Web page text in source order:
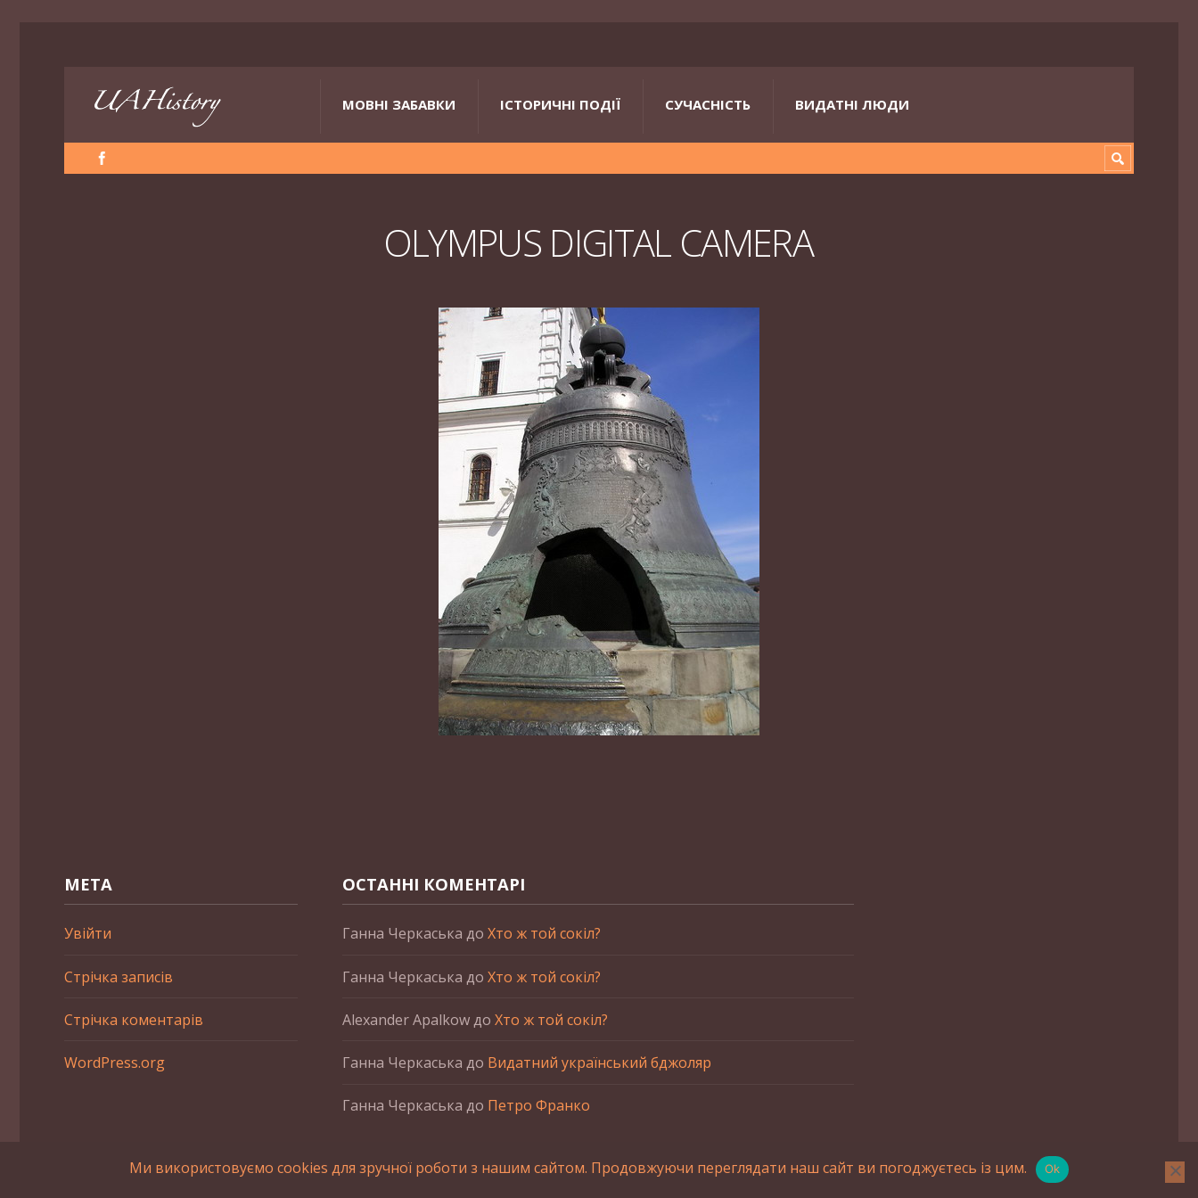
МОВНІ ЗАБАВКИ ІСТОРИЧНІ ПОДІЇ СУЧАСНІСТЬ ВИДАТНІ ЛЮДИ
OLYMPUS DIGITAL CAMERA
МЕТА
Увійти
Стрічка записів
Стрічка коментарів
WordPress.org
ОСТАННІ КОМЕНТАРІ
Ганна Черкаська до Хто ж той сокіл?
Ганна Черкаська до Хто ж той сокіл?
Alexander Apalkowдо Хто ж той сокіл?
Ганна Черкаська до Видатний український бджоляр
Ганна Черкаська до Петро Франко
2015-2023 © UAHistory Всі права застережено. При використанні матеріалів сайта обов'язкове зворотнє посилання.
Ми використовуємо cookies для зручної роботи з нашим сайтом. Продовжуючи переглядати наш сайт ви погоджуєтесь із цим. Ok